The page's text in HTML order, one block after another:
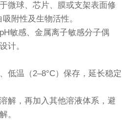
微球、芯片、膜或支架表面修
附性及生物活性。
敏感、金属离子敏感分子偶
计。
低温（2–8°C）保存，延长稳定
解，再加入其他溶液体系，避
。